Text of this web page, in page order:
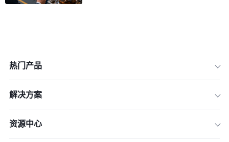
热门产品
解决方案
资源中心